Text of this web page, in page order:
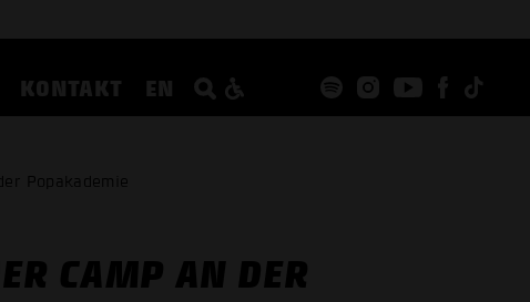
KONTAKT EN
Popakademie
CAMP AN DER